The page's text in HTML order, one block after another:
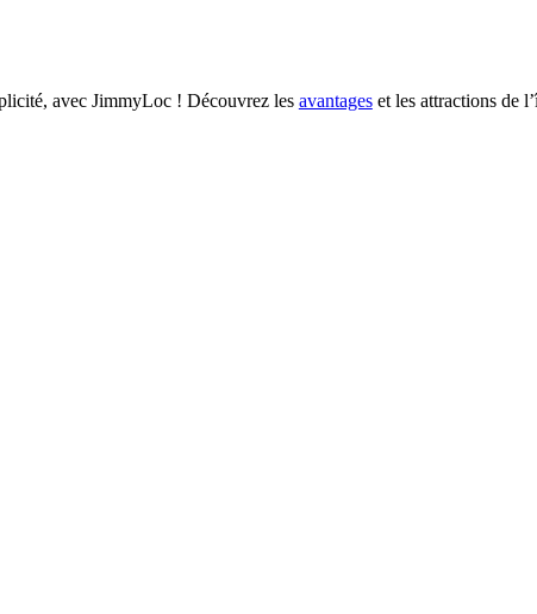
avec JimmyLoc ! Découvrez les avantageset les attractions de